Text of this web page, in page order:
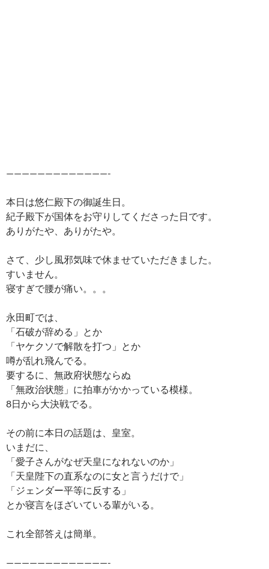
—————————————-
本日は悠仁殿下の御誕生日。
紀子殿下が国体をお守りしてくださった日です。
ありがたや、ありがたや。
さて、少し風邪気味で休ませていただきました。
すいません。
寝すぎで腰が痛い。。。
永田町では、
「石破が辞める」とか
「ヤケクソで解散を打つ」とか
噂が乱れ飛んでる。
要するに、無政府状態ならぬ
「無政治状態」に拍車がかかっている模様。
8日から大決戦でる。
その前に本日の話題は、皇室。
いまだに、
「愛子さんがなぜ天皇になれないのか」
「天皇陛下の直系なのに女と言うだけで」
「ジェンダー平等に反する」
とか寝言をほざいている輩がいる。
これ全部答えは簡単。
—————————————-